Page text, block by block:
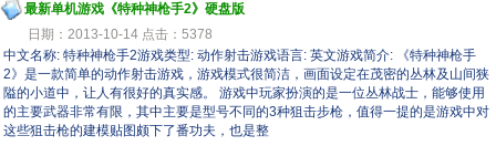
最新单机游戏《特种神枪手2》硬盘版
日期：2013-10-14 点击：5378
中文名称: 特种神枪手2游戏类型: 动作射击游戏语言: 英文游戏简介: 《特种神枪手
2》是一款简单的动作射击游戏，游戏模式很简洁，画面设定在茂密的丛林及山间狭
隘的小道中，让人有很好的真实感。 游戏中玩家扮演的是一位丛林战士，能够使用
的主要武器非常有限，其中主要是型号不同的3种狙击步枪，值得一提的是游戏中对
这些狙击枪的建模贴图颇下了番功夫，也是整